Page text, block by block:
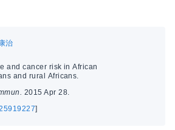
治
and cancer risk in African
and rural Africans.
2015 Apr 28.
]